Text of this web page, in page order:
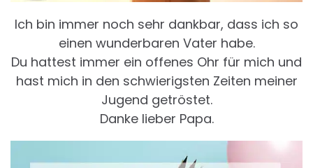
Ich bin immer noch sehr dankbar, dass ich so
einen wunderbaren Vater habe.
Du hattest immer ein offenes Ohr für mich und
hast mich in den schwierigsten Zeiten meiner
Jugend getröstet.
Danke lieber Papa.